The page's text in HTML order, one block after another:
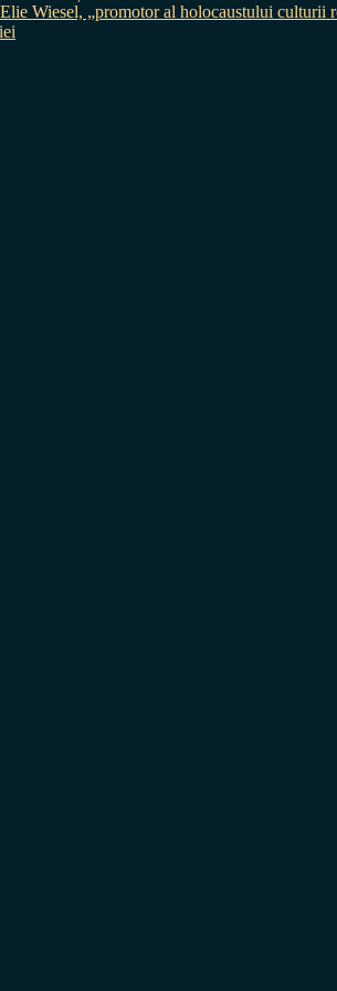
Wiesel, „promotor al holocaustului culturii